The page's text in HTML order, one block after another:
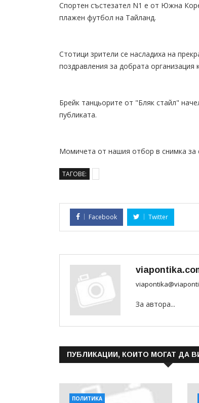
Спортен състезател N1 е от Южна
плажен футбол на Тайланд.
Стотици зрители се насладиха на
поздравления за добрата
Брейк танцьорите от "Бляк стайл"
публиката.
Момичета от нашия отбор в снимка за
ТАГОВЕ:
Facebook Twitter
За автора...
ПУБЛИКАЦИИ, КОИТО МОГАТ ДА
ПОЛИТИКА